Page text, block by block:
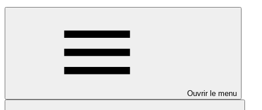
Ouvrir le menu